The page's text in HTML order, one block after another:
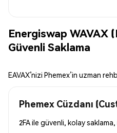
Energiswap WAVAX
Güvenli Saklama
EAVAX’nizi Phemex’in uzman
Phemex Cüzdanı
2FA ile güvenli, kolay